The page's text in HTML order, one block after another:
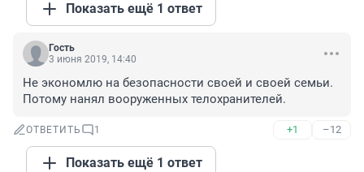
Показать ещё 1 ответ
Гость
3 июня 2019, 14:40
Не экономлю на безопасности своей и своей семьи.
Потому нанял вооруженных телохранителей.
ОТВЕТИТЬ 1 +1 –12
Показать ещё 1 ответ